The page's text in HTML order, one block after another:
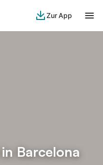
Zur App
Barcelona